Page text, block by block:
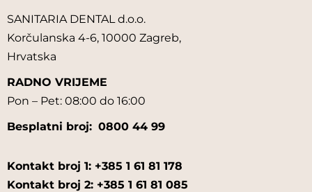
SANITARIA DENTAL d.o.o.
Korčulanska 4-6, 10000 Zagreb,
Hrvatska
RADNO VRIJEME
Pon – Pet: 08:00 do 16:00
Besplatni broj: 0800 44 99
Kontakt broj 1: +385 1 61 81 178
Kontakt broj 2: +385 1 61 81 085